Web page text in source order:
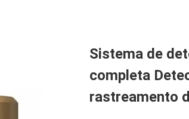
Sistema de
completa
rastreamento